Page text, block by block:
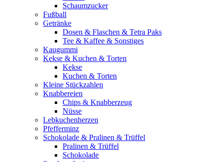
Schaumzucker
Fußball
Getränke
Dosen & Flaschen & Tetra Paks
Tee & Kaffee & Sonstiges
Kaugummi
Kekse & Kuchen & Torten
Kekse
Kuchen & Torten
Kleine Stückzahlen
Knabbereien
Chips & Knabberzeug
Nüsse
Lebkuchenherzen
Pfefferminz
Schokolade & Pralinen & Trüffel
Pralinen & Trüffel
Schokolade